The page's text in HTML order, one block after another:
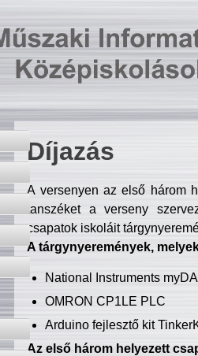
Díjazás
A versenyen az első három
tanszéket a verseny
csapatok iskoláit
A tárgynyeremények,
National Instruments
OMRON CP1LE PLC
Arduino fejlesztő kit
Az első három helyezett